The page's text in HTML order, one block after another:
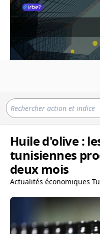
Huile d'olive :
tunisiennes
deux mois
Actualités économiques